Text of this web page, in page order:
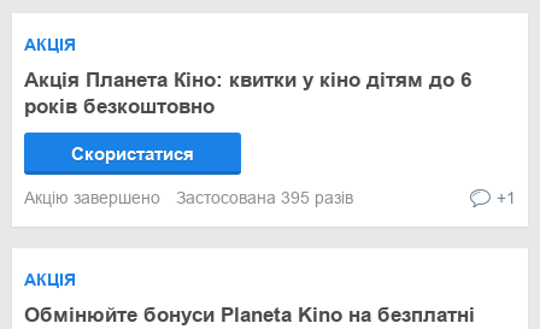
АКЦІЯ
Акція Планета Кіно: квитки у кіно дітям до 6
років безкоштовно
Скористатися
Акцію завершено Застосована 395 разів +1
АКЦІЯ
Обмінюйте бонуси Planeta Kino на безплатні